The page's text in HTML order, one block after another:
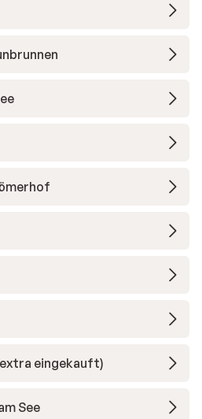
eingekauft)
See